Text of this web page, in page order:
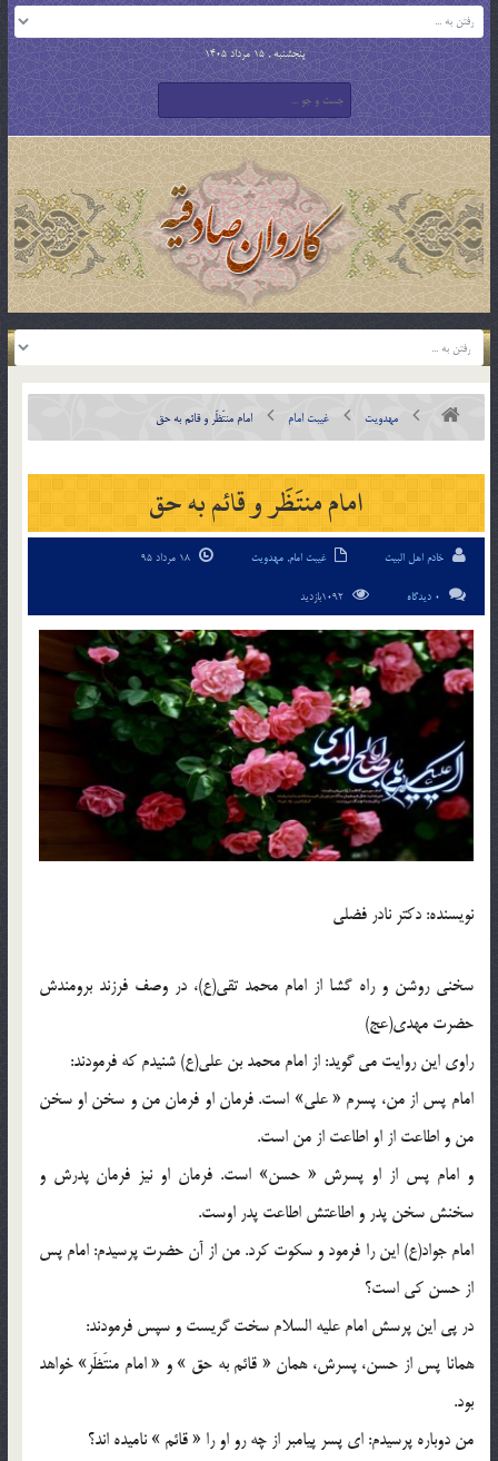
پنجشنبه , 15 مرداد 1405
مهدویت غیبت امام امام منتَظَر و قائم به حق
امام منتَظَر و قائم به حق
خادم اهل البیت غیبت امام, مهدویت
0 دیدگاه
نويسنده: دكتر نادر فضلی
سخنی روشن و راه گشا از امام محمد تقی(ع)، در وصف فرزند برومندش
حضرت مهدی(عج)
راوی این روايت می گوید: از امام محمد بن علی(ع) شنیدم كه فرمودند:
امام پس از من، پسرم « علی» است. فرمان او فرمان من و سخن او سخن
من و اطاعت از او اطاعت از من است.
و امام پس از او پسرش « حسن» است. فرمان او نیز فرمان پدرش و
سخنش سخن پدر و اطاعتش اطاعت پدر اوست.
امام جواد(ع) این را فرمود و سكوت كرد. من از آن حضرت پرسیدم: امام پس
از حسن كی است؟
در پی این پرسش امام علیه السلام سخت گريست و سپس فرمودند:
همانا پس از حسن، پسرش، همان « قائم به حق » و « امام منتَظَر» خواهد
بود.
من دوباره پرسیدم: ای پسر پیامبر از چه رو او را « قائم » نامیده اند؟